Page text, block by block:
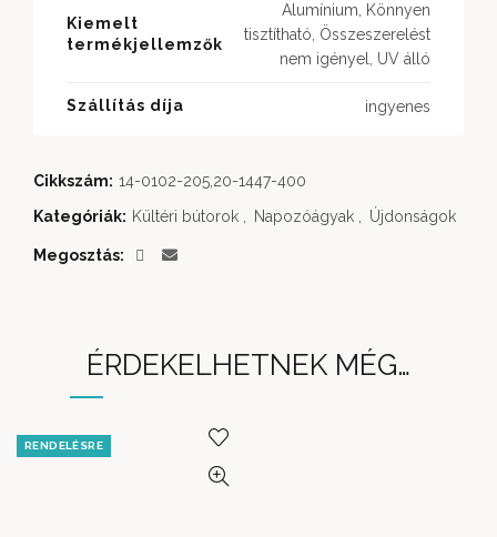
Kiemelt
termékjellemzők
Alumínium, Könnyen
tisztítható, Összeszerelést
nem igényel, UV álló
Szállítás díja ingyenes
Cikkszám: 14-0102-205,20-1447-400
Kategóriák: Kültéri bútorok Napozóágyak Újdonságok
Megosztás
ÉRDEKELHETNEK MÉG…
RENDELÉSRE